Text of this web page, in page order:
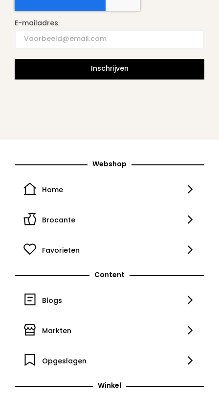
E-mailadres
Inschrijven
Webshop
Home
Brocante
Favorieten
Content
Blogs
Markten
Opgeslagen
Winkel